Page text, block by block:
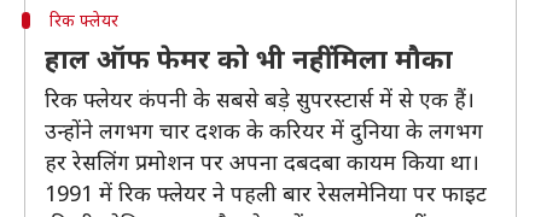
रिक फ्लेयर
हाल ऑफ फेमर को भी नहीं मिला मौका
रिक फ्लेयर कंपनी के सबसे बड़े सुपरस्टार्स में से एक हैं।
उन्होंने लगभग चार दशक के करियर में दुनिया के लगभग
हर रेसलिंग प्रमोशन पर अपना दबदबा कायम किया था।
1991 में रिक फ्लेयर ने पहली बार रेसलमेनिया पर फाइट